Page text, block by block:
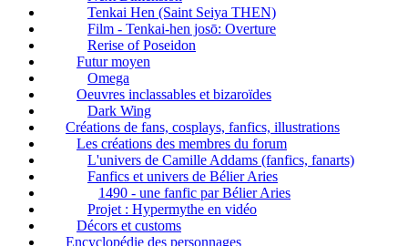
Tenkai Hen (Saint Seiya THEN)
Film - Tenkai-hen josō: Overture
Rerise of Poseidon
Futur moyen
Omega
Oeuvres inclassables et bizaroïdes
Dark Wing
Créations de fans, cosplays, fanfics, illustrations
Les créations des membres du forum
L'univers de Camille Addams (fanfics, fanarts)
Fanfics et univers de Bélier Aries
1490 - une fanfic par Bélier Aries
Projet : Hypermythe en vidéo
Décors et customs
Encyclopédie des personnages